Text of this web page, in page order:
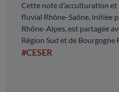
Cette note d’acculturation et
fluvial Rhône-Saône, initiée
Rhône-Alpes, est partagée
Région Sud et de Bourgogne
#CESER